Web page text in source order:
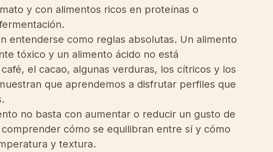
y con alimentos ricos en proteínas o
entenderse como reglas absolutas. Un alimento
tóxico y un alimento ácido no está
el cacao, algunas verduras, los cítricos y los
que aprendemos a disfrutar perfiles que
no basta con aumentar o reducir un gusto de
cómo se equilibran entre sí y cómo
y textura.